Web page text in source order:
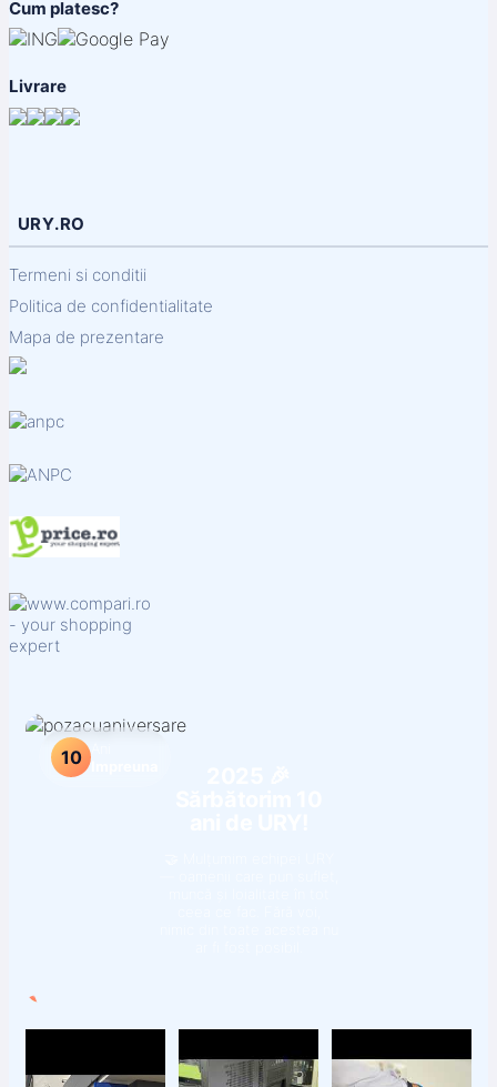
Cum platesc?
Livrare
URY.RO
Termeni si conditii
Politica de confidentialitate
Mapa de prezentare
10